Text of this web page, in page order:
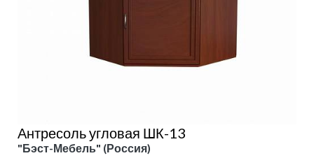
Антресоль угловая ШК-13
"Бэст-Мебель" (Россия)